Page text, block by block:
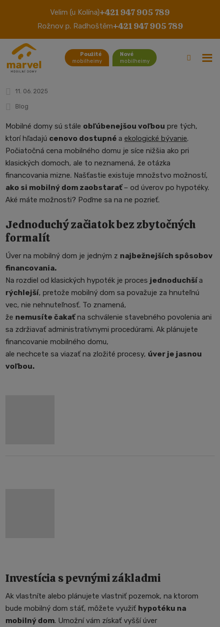
Velim (u Kolína)+421 947 905 789
Rožnov p. Radhoštěm+421 947 905 789
Použité
mobilheimy
Nové
mobilheimy
Financovanie mobilných domov:
Aké máte možnosti?
11. 06. 2025
Blog
Mobilné domy sú stále obľúbenejšou voľbou pre tých,
ktorí hľadajú cenovo dostupné aekologické bývanie.
Počiatočná cena mobilného domu je síce nižšia ako pri
klasických domoch, ale to neznamená, že otázka
financovania mizne. Našťastie existuje množstvo možností,
ako si mobilný dom zaobstarať– od úverov po hypotéky.
Aké máte možnosti? Poďme sa na ne pozrieť.
Jednoduchý začiatok bez zbytočných
formalít
Úver na mobilný dom je jedným z najbežnejších spôsobov
financovania.
Na rozdiel od klasických hypoték je proces jednoduchší a
rýchlejší, pretože mobilný dom sa považuje za hnuteľnú
vec, nie nehnuteľnosť. To znamená,
že nemusíte čakaťna schválenie stavebného povolenia ani
sa zdržiavať administratívnymi procedúrami. Ak plánujete
financovanie mobilného domu,
ale nechcete sa viazať na zložité procesy, úver je jasnou
voľbou.
Investícia s pevnými základmi
Ak vlastníte alebo plánujete vlastniť pozemok, na ktorom
bude mobilný dom stáť, môžete využiť hypotéku na
mobilný dom. Umožní vám získať vyšší úver